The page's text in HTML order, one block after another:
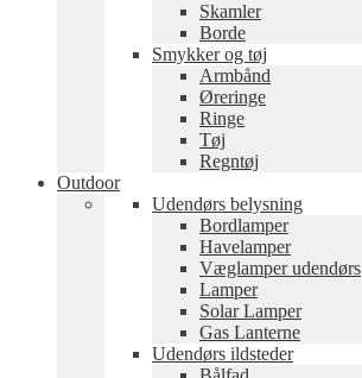
Skamler
Borde
Smykker og tøj
Armbånd
Øreringe
Ringe
Tøj
Regntøj
Outdoor
Udendørs belysning
Bordlamper
Havelamper
Væglamper udendørs
Lamper
Solar Lamper
Gas Lanterne
Udendørs ildsteder